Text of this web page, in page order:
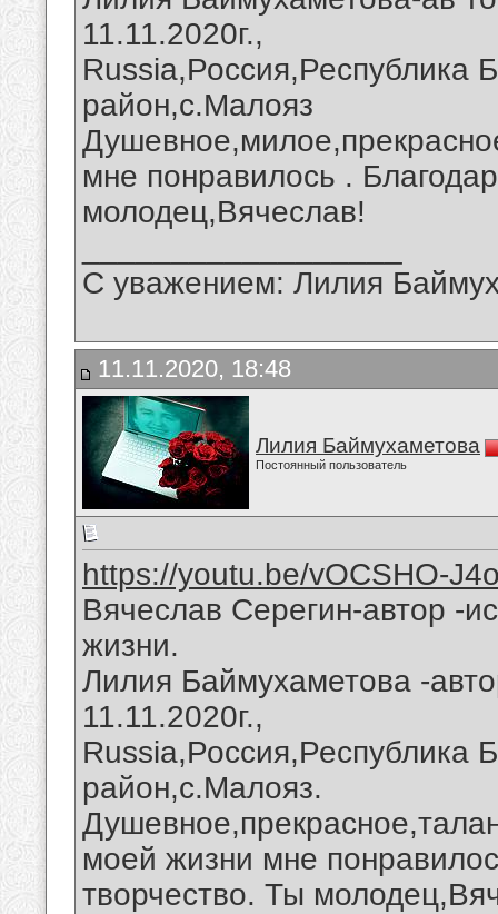
11.11.2020г.,
Russia,Россия,Республика
район,с.Малояз
мне понравилось .
молодец,Вячеслав!
С уважением: Лилия
11.11.2020, 18:48
Лилия Баймухаметова
Постоянный пользователь
https://youtu.be/vOCSHO-
Вячеслав Серегин-автор -
жизни.
Лилия Баймухаметова -
11.11.2020г.,
Russia,Россия,Республика
район,с.Малояз.
моей жизни мне
творчество. Ты